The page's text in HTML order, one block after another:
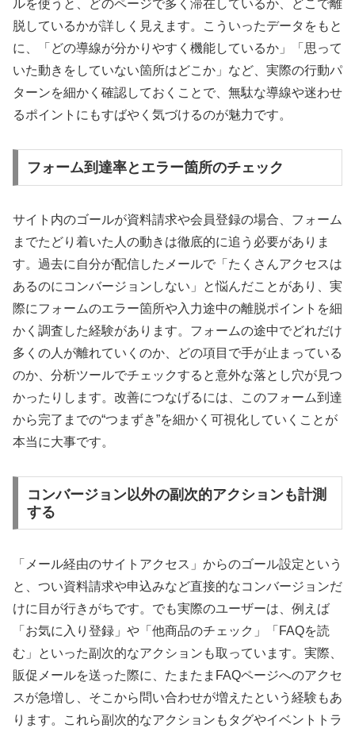
ルを使うと、どのページで多く滞在しているか、どこで離
脱しているかが詳しく見えます。こういったデータをもと
に、「どの導線が分かりやすく機能しているか」「思って
いた動きをしていない箇所はどこか」など、実際の行動パ
ターンを細かく確認しておくことで、無駄な導線や迷わせ
るポイントにもすばやく気づけるのが魅力です。
フォーム到達率とエラー箇所のチェック
サイト内のゴールが資料請求や会員登録の場合、フォーム
までたどり着いた人の動きは徹底的に追う必要がありま
す。過去に自分が配信したメールで「たくさんアクセスは
あるのにコンバージョンしない」と悩んだことがあり、実
際にフォームのエラー箇所や入力途中の離脱ポイントを細
かく調査した経験があります。フォームの途中でどれだけ
多くの人が離れていくのか、どの項目で手が止まっている
のか、分析ツールでチェックすると意外な落とし穴が見つ
かったりします。改善につなげるには、このフォーム到達
から完了までの“つまずき”を細かく可視化していくことが
本当に大事です。
コンバージョン以外の副次的アクションも計測
する
「メール経由のサイトアクセス」からのゴール設定という
と、つい資料請求や申込みなど直接的なコンバージョンだ
けに目が行きがちです。でも実際のユーザーは、例えば
「お気に入り登録」や「他商品のチェック」「FAQを読
む」といった副次的なアクションも取っています。実際、
販促メールを送った際に、たまたまFAQページへのアクセ
スが急増し、そこから問い合わせが増えたという経験もあ
ります。これら副次的なアクションもタグやイベントトラ